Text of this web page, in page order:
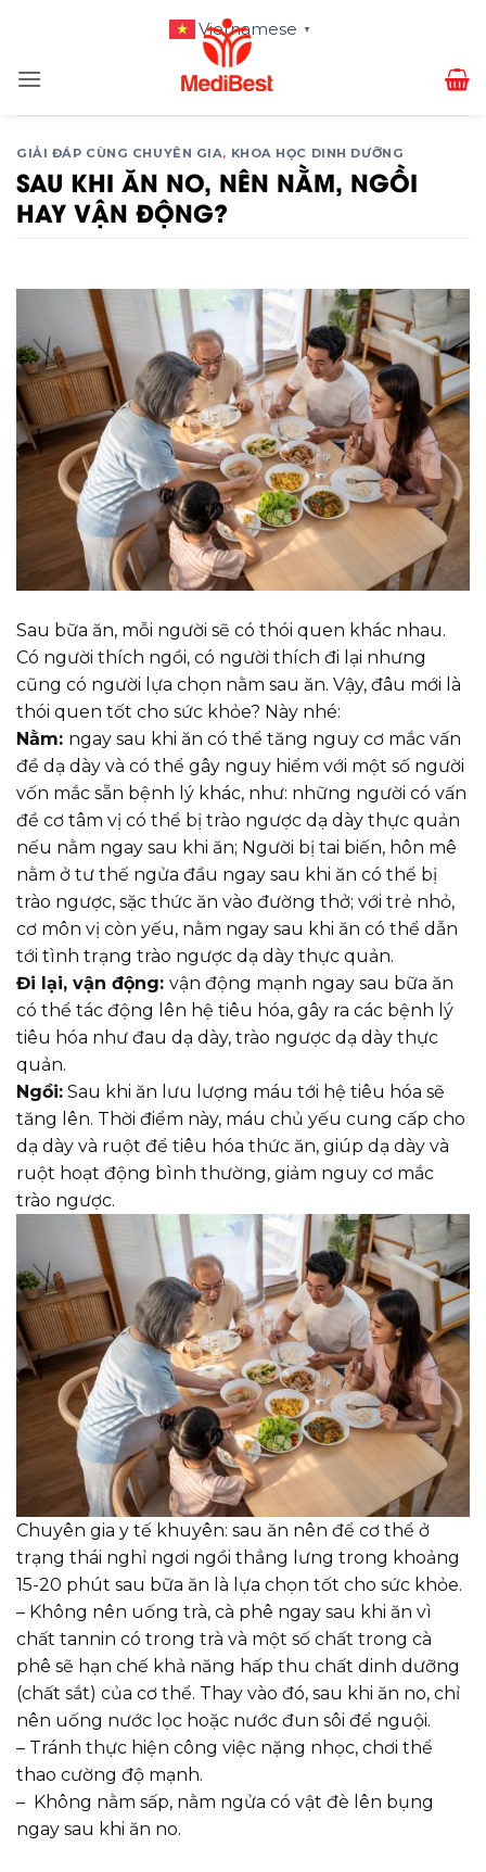
nội
dung
Vietnamese ▼
GIẢI ĐÁP CÙNG CHUYÊN GIA, KHOA HỌC DINH DƯỠNG
SAU KHI ĂN NO, NÊN NẰM, NGỒI
HAY VẬN ĐỘNG?
Sau bữa ăn, mỗi người sẽ có thói quen khác nhau.
Có người thích ngồi, có người thích đi lại nhưng
cũng có người lựa chọn nằm sau ăn. Vậy, đâu mới là
thói quen tốt cho sức khỏe? Này nhé:
Nằm: ngay sau khi ăn có thể tăng nguy cơ mắc vấn
đề dạ dày và có thể gây nguy hiểm với một số người
vốn mắc sẵn bệnh lý khác, như: những người có vấn
đề cơ tâm vị có thể bị trào ngược dạ dày thực quản
nếu nằm ngay sau khi ăn; Người bị tai biến, hôn mê
nằm ở tư thế ngửa đầu ngay sau khi ăn có thể bị
trào ngược, sặc thức ăn vào đường thở; với trẻ nhỏ,
cơ môn vị còn yếu, nằm ngay sau khi ăn có thể dẫn
tới tình trạng trào ngược dạ dày thực quản.
Đi lại, vận động: vận động mạnh ngay sau bữa ăn
có thể tác động lên hệ tiêu hóa, gây ra các bệnh lý
tiêu hóa như đau dạ dày, trào ngược dạ dày thực
quản.
Ngồi: Sau khi ăn lưu lượng máu tới hệ tiêu hóa sẽ
tăng lên. Thời điểm này, máu chủ yếu cung cấp cho
dạ dày và ruột để tiêu hóa thức ăn, giúp dạ dày và
ruột hoạt động bình thường, giảm nguy cơ mắc
trào ngược.
Chuyên gia y tế khuyên: sau ăn nên để cơ thể ở
trạng thái nghỉ ngơi ngồi thẳng lưng trong khoảng
15-20 phút sau bữa ăn là lựa chọn tốt cho sức khỏe.
– Không nên uống trà, cà phê ngay sau khi ăn vì
chất tannin có trong trà và một số chất trong cà
phê sẽ hạn chế khả năng hấp thu chất dinh dưỡng
(chất sắt) của cơ thể. Thay vào đó, sau khi ăn no, chỉ
nên uống nước lọc hoặc nước đun sôi để nguội.
– Tránh thực hiện công việc nặng nhọc, chơi thể
thao cường độ mạnh.
– Không nằm sấp, nằm ngửa có vật đè lên bụng
ngay sau khi ăn no.